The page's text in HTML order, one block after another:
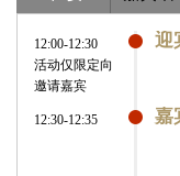
12:00-12:30
活动仅限定向
邀请嘉宾
迎
12:30-12:35 嘉